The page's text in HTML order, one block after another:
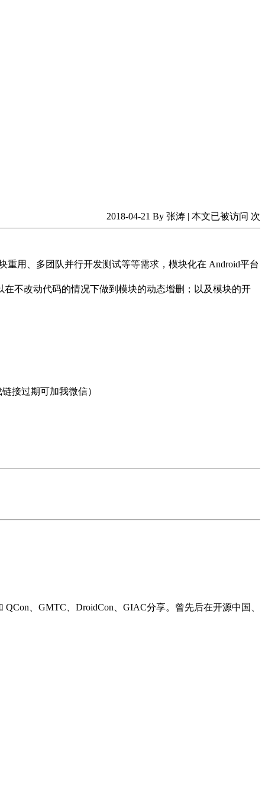
2018-04-21 By 张涛 | 本文已被访问 次
用、多团队并行开发测试等等需求，模块化在 Android平台
不改动代码的情况下做到模块的动态增删；以及模块的开
接过期可加我微信）
QCon、GMTC、DroidCon、GIAC分享。曾先后在开源中国、